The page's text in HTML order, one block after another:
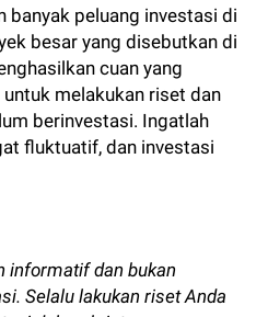
banyak peluang investasi di
besar yang disebutkan di
cuan yang
melakukan riset dan
berinvestasi. Ingatlah
fluktuatif, dan investasi
informatif dan bukan
Selalu lakukan riset Anda